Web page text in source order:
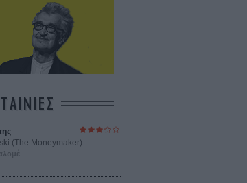
(The Moneymaker)